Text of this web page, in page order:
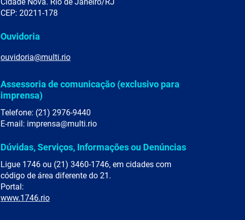
CEP: 20211-178
Ouvidoria
ouvidoria@multi.rio
Assessoria de comunicação (exclusivo para
imprensa)
Telefone: (21) 2976-9440
E-mail: imprensa@multi.rio
Dúvidas, Serviços, Informações ou Denúncias
Ligue 1746 ou (21) 3460-1746, em cidades com
código de área diferente do 21.
Portal:
www.1746.rio